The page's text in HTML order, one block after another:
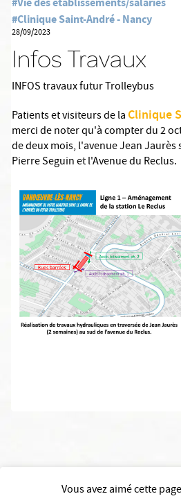
#Clinique Saint-André - Nancy
28/09/2023
Infos Travaux
INFOS travaux futur Trolleybus
Patients et visiteurs de la Clinique
merci de noter qu'à compter du 2
de deux mois, l'avenue Jean Jaurès
Pierre Seguin et l'Avenue du Reclus.
Vous avez aimé cette